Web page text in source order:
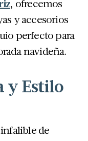
, ofrecemos
y accesorios
perfecto para
navideña.
y Estilo
de